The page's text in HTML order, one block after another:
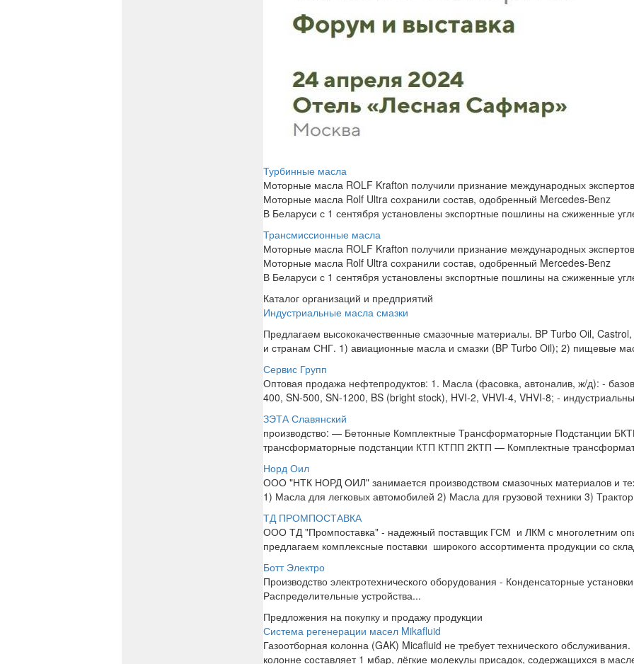
Турбинные масла
Моторные масла ROLF Krafton получили признание международных экспертов
Моторные масла Rolf Ultra сохранили состав, одобренный Mercedes-Benz
В Беларуси с 1 сентября установлены экспортные пошлины на сжиженные
Трансмиссионные масла
Моторные масла ROLF Krafton получили признание международных экспертов
Моторные масла Rolf Ultra сохранили состав, одобренный Mercedes-Benz
В Беларуси с 1 сентября установлены экспортные пошлины на сжиженные
Каталог организаций и предприятий
Индустриальные масла смазки
Предлагаем высококачественные смазочные материалы. BP Turbo Oil,
и странам СНГ. 1) авиационные масла и смазки (BP Turbo Oil); 2) пищевые
Сервис Групп
Оптовая продажа нефтепродуктов: 1. Масла (фасовка, автоналив, ж/д): -
400, SN-500, SN-1200, BS (bright stock), HVI-2, VHVI-4, VHVI-8; -
ЗЭТА Славянский
производство: — Бетонные Комплектные Трансформаторные Подстанции
трансформаторные подстанции КТП КТПП 2КТП — Комплектные
Норд Оил
ООО "НТК НОРД ОИЛ" занимается производством смазочных материалов и
1) Масла для легковых автомобилей 2) Масла для грузовой техники 3)
ТД ПРОМПОСТАВКА
ООО ТД "Промпоставка" - надежный поставщик ГСМ и ЛКМ с многолетним
предлагаем комплексные поставки широкого ассортимента
Ботт Электро
Производство электротехнического оборудования - Конденсаторные
Распределительные устройства...
Предложения на покупку и продажу продукции
Система регенерации масел Mikafluid
Газоотборная колонна (GAK) Micafluid не требует технического
колонне составляет 1 мбар, лёгкие молекулы присадок, содержащихся в